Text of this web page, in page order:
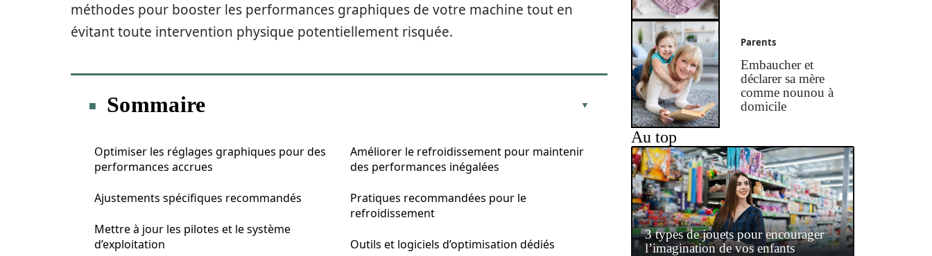
méthodes pour booster les performances graphiques de votre machine tout en
évitant toute intervention physique potentiellement risquée.
Sommaire
Optimiser les réglages graphiques pour des
performances accrues
Ajustements spécifiques recommandés
Mettre à jour les pilotes et le système
d’exploitation
Améliorer le refroidissement pour maintenir
des performances inégalées
Pratiques recommandées pour le
refroidissement
Outils et logiciels d’optimisation dédiés
Parents
Embaucher et
déclarer sa mère
comme nounou à
domicile
Au top
3 types de jouets pour encourager
l’imagination de vos enfants